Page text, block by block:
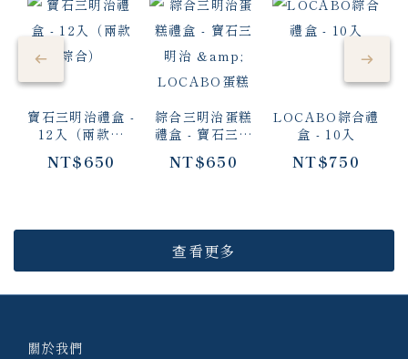
寶石三明治禮盒 -
12入（兩款綜
NT$650
綜合三明治蛋糕
禮盒 - 寶石三明
蛋糕
NT$650
LOCABO綜合禮
盒 - 10入
NT$750
查看更多
關於我們